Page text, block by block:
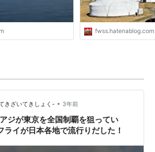
fwss.hatenablog.com
きざいてきしょく- • 3年前
ジが東京を全国制覇を狙ってい
ライが日本各地で流行りだした！